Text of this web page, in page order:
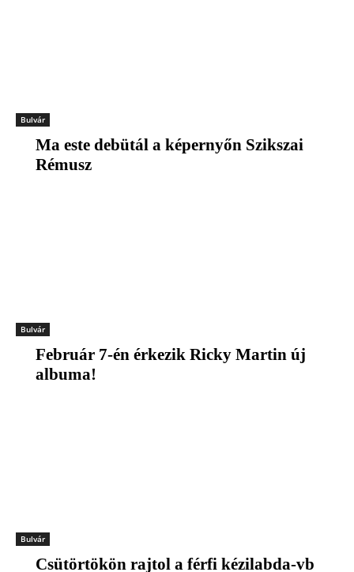
Bulvár
Ma este debütál a képernyőn Szikszai
Rémusz
Bulvár
Február 7-én érkezik Ricky Martin új
albuma!
Bulvár
Csütörtökön rajtol a férfi kézilabda-vb